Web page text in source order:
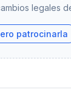
legales
patrocinarla